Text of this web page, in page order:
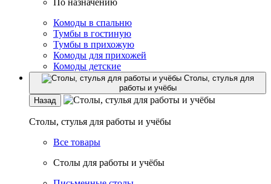
По назначению
Комоды в спальню
Тумбы в гостиную
Тумбы в прихожую
Комоды для прихожей
Комоды детские
Столы, стулья для
работы и учёбы
Назад
Столы, стулья для работы и учёбы
Все товары
Столы для работы и учёбы